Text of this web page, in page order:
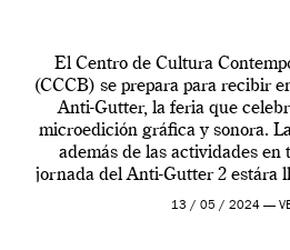
El Centro de Cultura
(CCCB) se prepara para recibir
Anti-Gutter, la feria que
microedición gráfica y sonora.
además de las actividades en
jornada del Anti-Gutter 2 estára
[…]
13 / 05 / 2024 —